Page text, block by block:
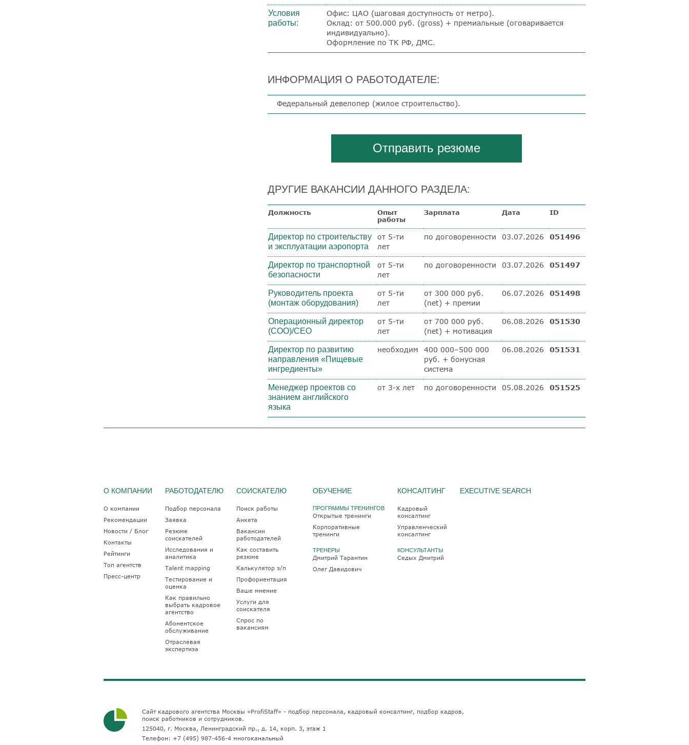
Условия
работы:
Офис: ЦАО (шаговая доступность от метро).
Оклад: от 500.000 руб. (gross) + премиальные (оговаривается
индивидуально).
Оформление по ТК РФ, ДМС.
ИНФОРМАЦИЯ О РАБОТОДАТЕЛЕ:
Федеральный девелопер (жилое строительство).
Отправить резюме
ДРУГИЕ ВАКАНСИИ ДАННОГО РАЗДЕЛА:
Должность
Опыт
работы
Зарплата Дата ID
Директор по строительству
и эксплуатации аэропорта
от 5-ти
лет
по договоренности 03.07.2026 051496
Директор по транспортной
безопасности
от 5-ти
лет
по договоренности 03.07.2026 051497
Руководитель проекта
(монтаж оборудования)
от 5-ти
лет
от 300 000 руб.
(net) + премии
06.07.2026 051498
Операционный директор
(COO)/CEO
от 5-ти
лет
от 700 000 руб.
(net) + мотивация
06.08.2026 051530
Директор по развитию
направления «Пищевые
ингредиенты»
необходим
400 000–500 000
руб. + бонусная
система
06.08.2026 051531
Менеджер проектов со
знанием английского
языка
от 3-х лет по договоренности 05.08.2026 051525
О КОМПАНИИ
О компании
Рекомендации
Новости / Блог
Контакты
Рейтинги
Топ агентств
Пресс-центр
РАБОТОДАТЕЛЮ
Подбор персонала
Заявка
Резюме
соискателей
Исследования и
аналитика
Talent mapping
Тестирование и
оценка
Как правильно
выбрать кадровое
агентство
Абонентское
обслуживание
Отраслевая
экспертиза
СОИСКАТЕЛЮ
Поиск работы
Анкета
Вакансии
работодателей
Как составить
резюме
Калькулятор з/п
Профориентация
Ваше мнение
Услуги для
соискателя
Спрос по
вакансиям
ОБУЧЕНИЕ
ПРОГРАММЫ ТРЕНИНГОВ
Открытые тренинги
Корпоративные
тренинги
ТРЕНЕРЫ
Дмитрий Тарантин
Олег Давидович
КОНСАЛТИНГ
Кадровый
консалтинг
Управленческий
консалтинг
КОНСУЛЬТАНТЫ
Седых Дмитрий
EXECUTIVE SEARCH
Сайт кадрового агентства Москвы «ProfiStaff» - подбор персонала, кадровый консалтинг, подбор кадров,
поиск работников и сотрудников.
125040, г. Москва, Ленинградский пр., д. 14, корп. 3, этаж 1
Телефон: +7 (495) 987-456-4 многоканальный